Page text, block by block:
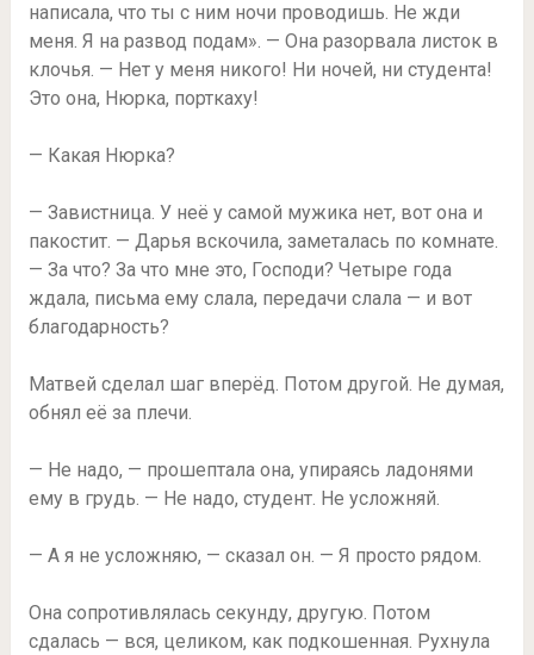
написала, что ты с ним ночи проводишь. Не жди
меня. Я на развод подам». — Она разорвала листок в
клочья. — Нет у меня никого! Ни ночей, ни студента!
Это она, Нюрка, порткаху!
— Какая Нюрка?
— Завистница. У неё у самой мужика нет, вот она и
пакостит. — Дарья вскочила, заметалась по комнате.
— За что? За что мне это, Господи? Четыре года
ждала, письма ему слала, передачи слала — и вот
благодарность?
Матвей сделал шаг вперёд. Потом другой. Не думая,
обнял её за плечи.
— Не надо, — прошептала она, упираясь ладонями
ему в грудь. — Не надо, студент. Не усложняй.
— А я не усложняю, — сказал он. — Я просто рядом.
Она сопротивлялась секунду, другую. Потом
сдалась — вся, целиком, как подкошенная. Рухнула